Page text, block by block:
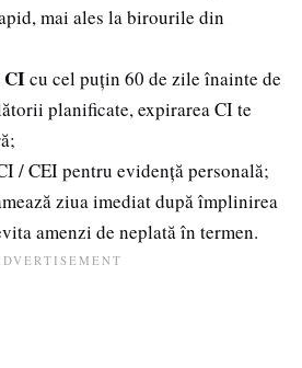
mai ales la birourile din
CIcu cel puțin 60 de zile înainte de
planificate, expirarea CI te
/ CEI pentru evidență personală;
ziua imediat după împlinirea
amenzi de neplată în termen.